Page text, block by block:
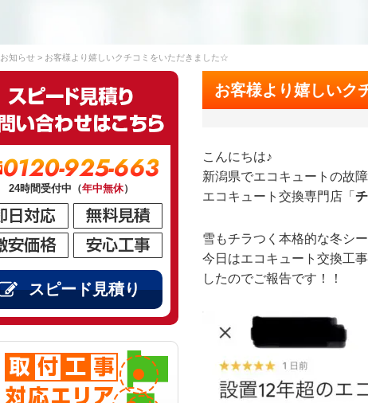
お知らせ お客様より嬉しいクチコミをいただきました☆
お客様より嬉しいク
こんにちは♪
新潟県でエコキュートの故
エコキュート交換専門店「
雪もチラつく本格的な冬シ
今日はエコキュート交換工
したのでご報告です！！
0120-925-663
24時間受付中（年中無休）
スピード見積り